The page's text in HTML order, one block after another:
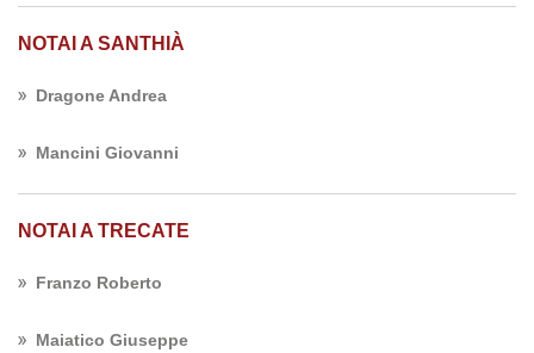
NOTAI A SANTHIÀ
Dragone Andrea
Mancini Giovanni
NOTAI A TRECATE
Franzo Roberto
Maiatico Giuseppe